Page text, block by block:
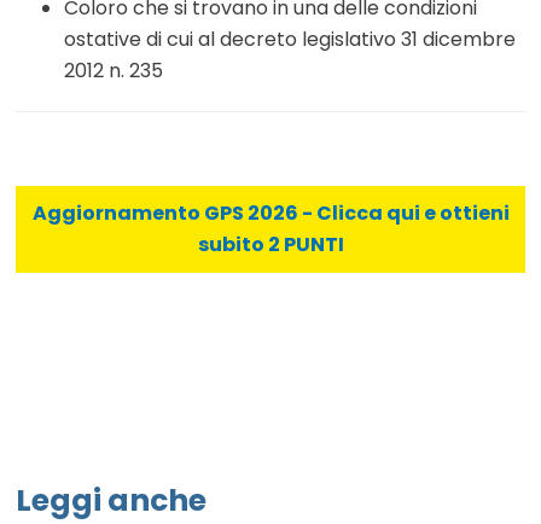
Coloro che si trovano in una delle condizioni
ostative di cui al decreto legislativo 31 dicembre
2012 n. 235
Aggiornamento GPS 2026 - Clicca qui e ottieni
subito 2 PUNTI
Leggi anche